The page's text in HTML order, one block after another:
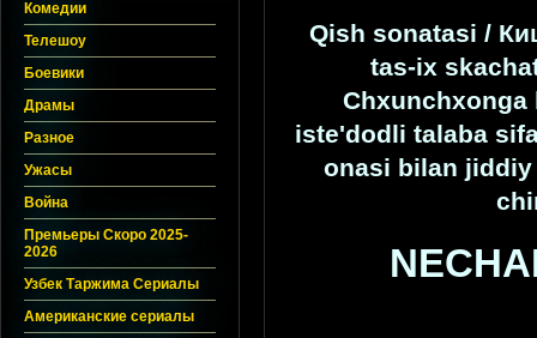
Комедии
Телешоу
Боевики
Драмы
Разное
Ужасы
Война
Премьеры Скоро 2025-
2026
Узбек Таржима Сериалы
Американские сериалы
Qish sonatasi /
tas-ix
iste'dodli talaba
onasi bilan